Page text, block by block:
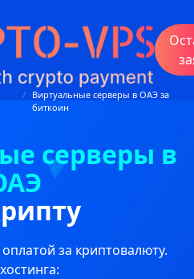
/ Виртуальные серверы в ОАЭ за
биткоин
серверы в
за криптовалюту.